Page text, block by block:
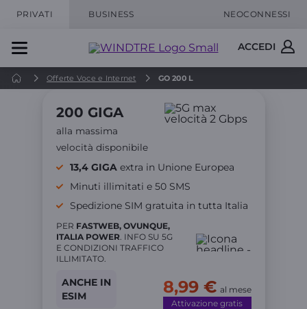
PRIVATI BUSINESS NEOCONNESSI
ACCEDI
Offerte Voce e Internet GO 200 L
200 GIGA
alla massima
velocità disponibile
13,4 GIGAextra in Unione Europea
Minuti illimitati e 50 SMS
Spedizione SIM gratuita in tutta Italia
PER FASTWEB, OVUNQUE,
ITALIA POWER. INFO SU 5G
E CONDIZIONI TRAFFICO
ILLIMITATO.
ANCHE IN
ESIM
8,99 € al mese
Attivazione gratis